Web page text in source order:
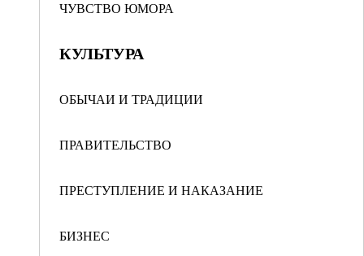
ЧУВСТВО ЮМОРА
КУЛЬТУРА
ОБЫЧАИ И ТРАДИЦИИ
ПРАВИТЕЛЬСТВО
ПРЕСТУПЛЕНИЕ И НАКАЗАНИЕ
БИЗНЕС